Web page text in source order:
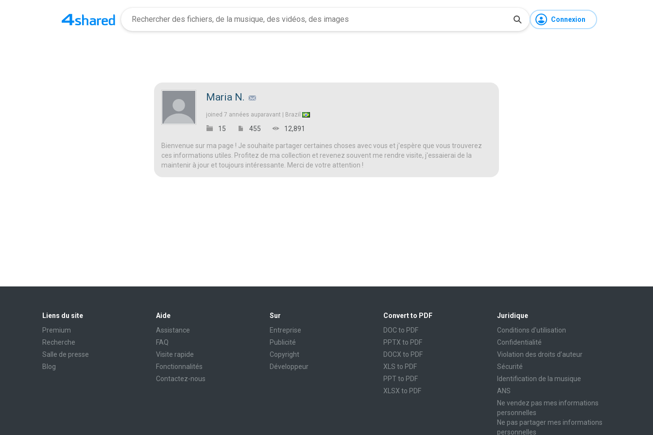
Connexion
Maria N.
joined 7 années auparavant | Brazil
15 455 12,891
Bienvenue sur ma page ! Je souhaite partager certaines choses avec vous et j'espère que vous trouverez
ces informations utiles. Profitez de ma collection et revenez souvent me rendre visite, j'essaierai de la
maintenir à jour et toujours intéressante. Merci de votre attention !
Liens du site
Premium
Recherche
Salle de presse
Blog
Aide
Assistance
FAQ
Visite rapide
Fonctionnalités
Contactez-nous
Sur
Entreprise
Publicité
Copyright
Développeur
Convert to PDF
DOC to PDF
PPTX to PDF
DOCX to PDF
XLS to PDF
PPT to PDF
XLSX to PDF
Juridique
Conditions d'utilisation
Confidentialité
Violation des droits d’auteur
Sécurité
Identification de la musique
ANS
Ne vendez pas mes informations
personnelles
Ne pas partager mes informations
personnelles